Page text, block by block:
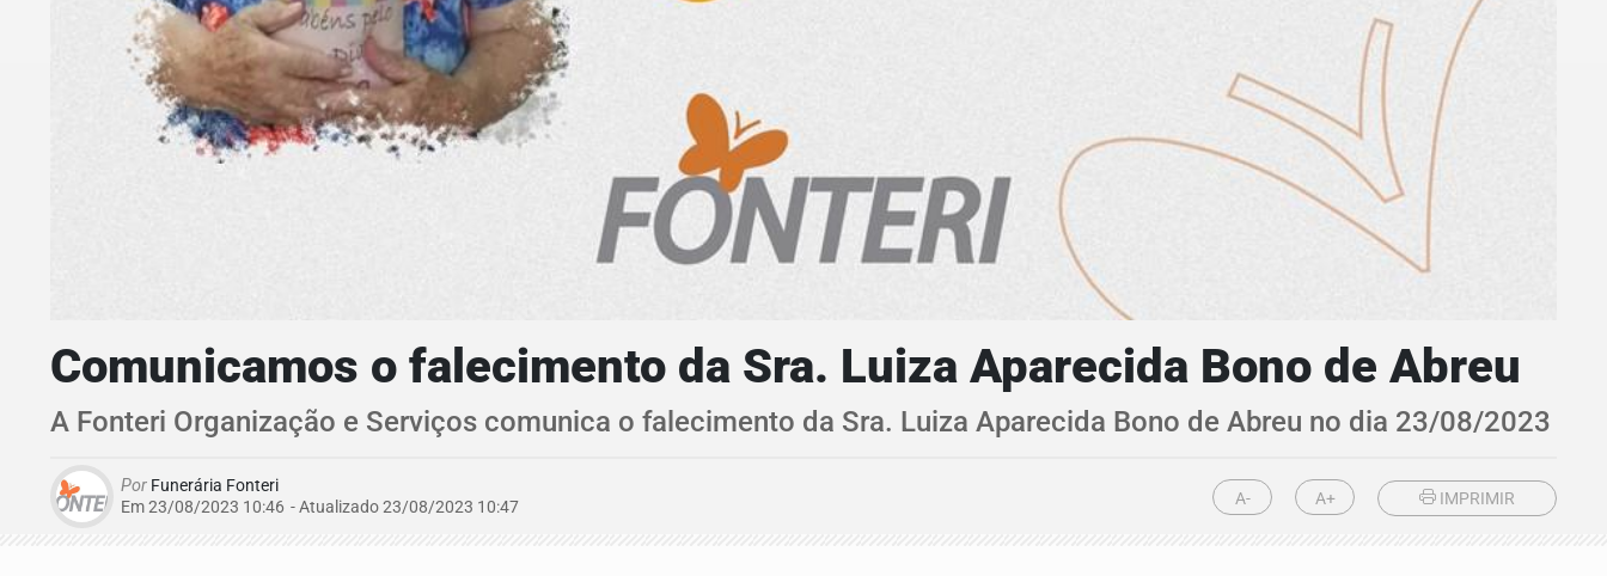
Comunicamos o falecimento da Sra. Luiza Aparecida Bono de Abreu
A Fonteri Organização e Serviços comunica o falecimento da Sra. Luiza Aparecida Bono de Abreu no dia 23/08/2023
Por Funerária Fonteri
Em 23/08/2023 10:46 - Atualizado23/08/2023 10:47 A- A+ IMPRIMIR